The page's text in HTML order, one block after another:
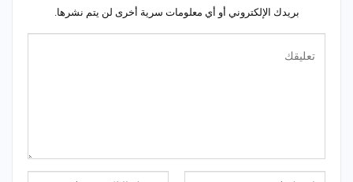
بريدك الإلكتروني أو أي معلومات سرية أخرى لن يتم نشرها.